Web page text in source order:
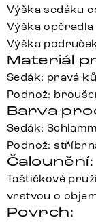
Výška sedáku
Výška opěradla
Výška
Materiál
Sedák: pravá
Podnož:
Barva
Sedák:
Podnož:
Čalounění:
Taštičkové
vrstvou o
Povrch: